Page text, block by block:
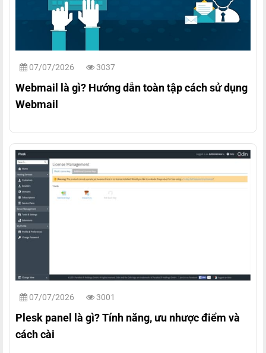
07/07/2026 3037
Webmail là gì? Hướng dẫn toàn tập cách sử dụng
Webmail
07/07/2026 3001
Plesk panel là gì? Tính năng, ưu nhược điểm và
cách cài